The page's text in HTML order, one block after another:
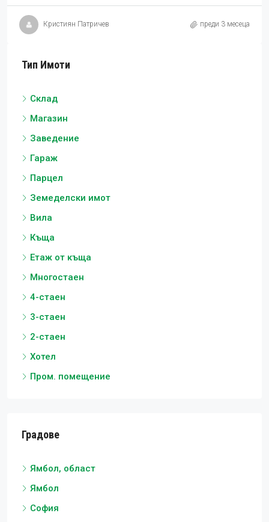
Кристиян Патричев преди 3 месеца
Тип Имоти
Склад
Магазин
Заведение
Гараж
Парцел
Земеделски имот
Вила
Къща
Етаж от къща
Многостаен
4-стаен
3-стаен
2-стаен
Хотел
Пром. помещение
Градове
Ямбол, област
Ямбол
София